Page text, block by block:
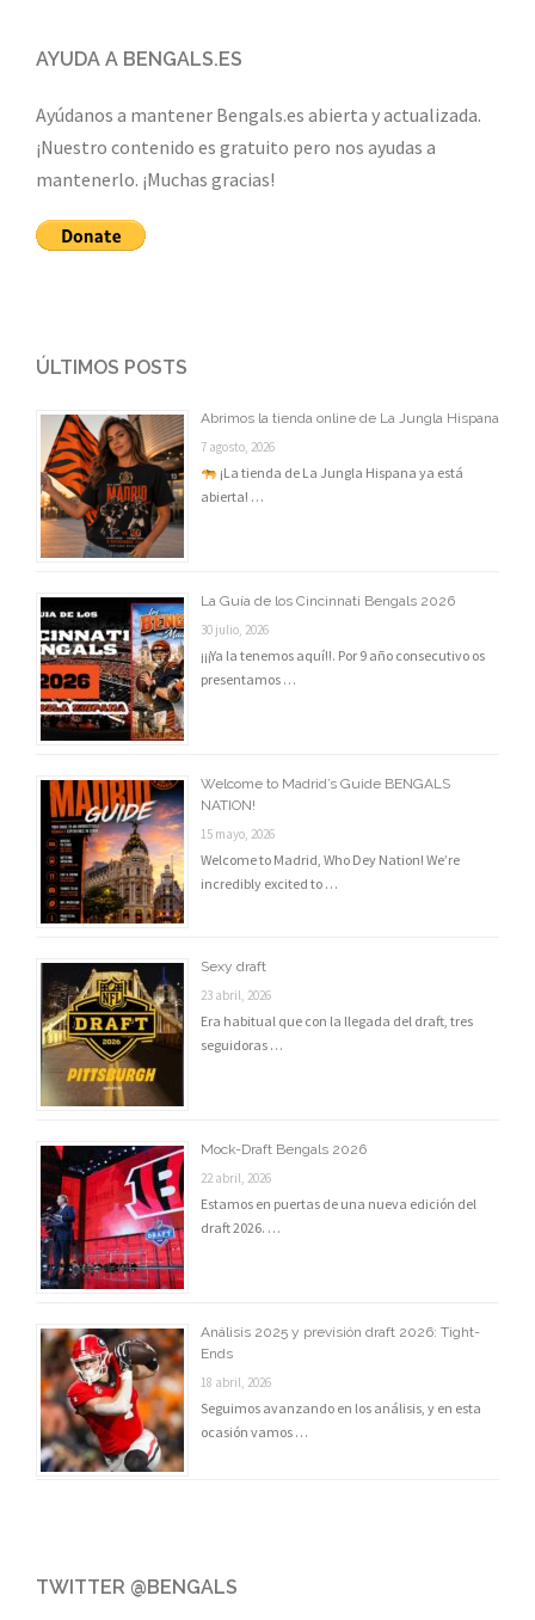
AYUDA A BENGALS.ES
Ayúdanos a mantener Bengals.es abierta y actualizada.
¡Nuestro contenido es gratuito pero nos ayudas a
mantenerlo. ¡Muchas gracias!
ÚLTIMOS POSTS
Abrimos la tienda online de La Jungla Hispana
7 agosto, 2026
¡La tienda de La Jungla Hispana ya está
abierta! …
La Guía de los Cincinnati Bengals 2026
30 julio, 2026
¡¡¡Ya la tenemos aquí!!. Por 9 año consecutivo os
presentamos …
Welcome to Madrid’s Guide BENGALS
NATION!
15 mayo, 2026
Welcome to Madrid, Who Dey Nation! We’re
incredibly excited to …
Sexy draft
23 abril, 2026
Era habitual que con la llegada del draft, tres
seguidoras …
Mock-Draft Bengals 2026
22 abril, 2026
Estamos en puertas de una nueva edición del
draft 2026. …
Análisis 2025 y previsión draft 2026: Tight-
Ends
18 abril, 2026
Seguimos avanzando en los análisis, y en esta
ocasión vamos …
TWITTER @BENGALS